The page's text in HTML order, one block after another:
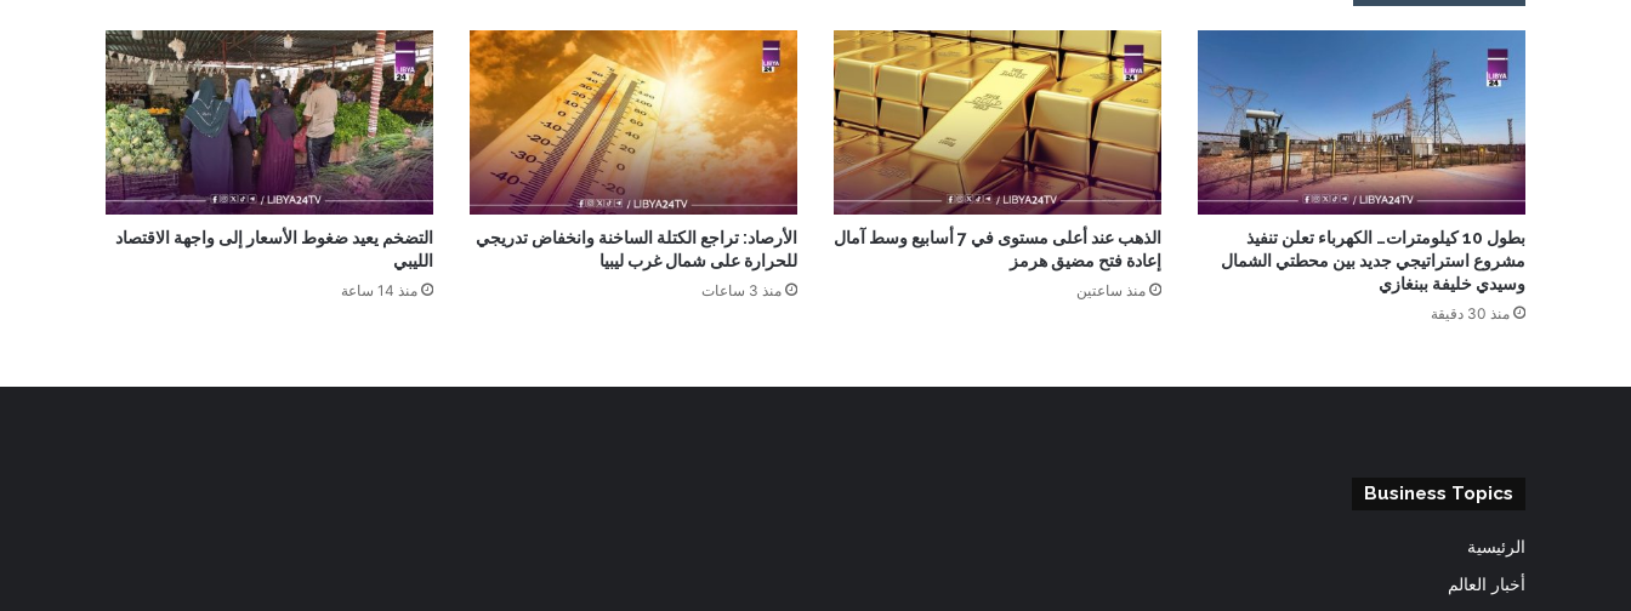
بطول 10 كيلومترات… الكهرباء تعلن تنفيذ
مشروع استراتيجي جديد بين محطتي الشمال
وسيدي خليفة ببنغازي
منذ 30 دقيقة
الذهب عند أعلى مستوى في 7 أسابيع وسط آمال
إعادة فتح مضيق هرمز
منذ ساعتين
الأرصاد: تراجع الكتلة الساخنة وانخفاض تدريجي
للحرارة على شمال غرب ليبيا
منذ 3 ساعات
التضخم يعيد ضغوط الأسعار إلى واجهة الاقتصاد
الليبي
منذ 14 ساعة
Business Topics
الرئيسية
أخبار العالم